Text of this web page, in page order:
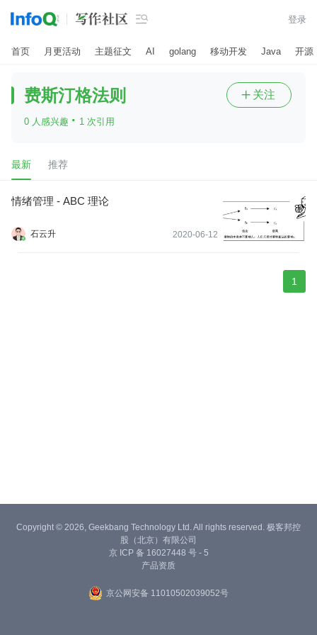
 登录
首页 月更活动 主题征文 AI golang 移动开发 Java 开源
费斯汀格法则
0 人感兴趣 · 1 次引用
 关注
最新 推荐
情绪管理 - ABC 理论
石云升 2020-06-12
1
Copyright © 2026, Geekbang Technology Ltd. All rights reserved. 极客邦控
股（北京）有限公司
京 ICP 备 16027448 号 - 5
产品资质
京公网安备 11010502039052号